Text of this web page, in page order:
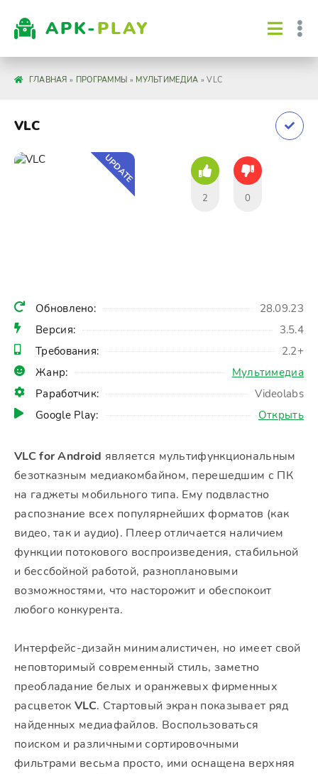
APK-PLAY
ГЛАВНАЯ » ПРОГРАММЫ » МУЛЬТИМЕДИА » VLC
VLC
Обновлено:
28.09.23
Версия:
3.5.4
Требования:
2.2+
Жанр:
Мультимедиа
Раработчик:
Videolabs
Google Play:
Открыть
UPDATE
2 0
VLC for Android является мультифункциональным
безотказным медиакомбайном, перешедшим с ПК
на гаджеты мобильного типа. Ему подвластно
распознание всех популярнейших форматов (как
видео, так и аудио). Плеер отличается наличием
функции потокового воспроизведения, стабильной
и бессбойной работой, разноплановыми
возможностями, что насторожит и обеспокоит
любого конкурента.
Интерфейс-дизайн минималистичен, но имеет свой
неповторимый современный стиль, заметно
преобладание белых и оранжевых фирменных
расцветокVLC. Стартовый экран показывает ряд
найденных медиафайлов. Воспользоваться
поиском и различными сортировочными
фильтрами весьма просто, ими оснащена верхняя